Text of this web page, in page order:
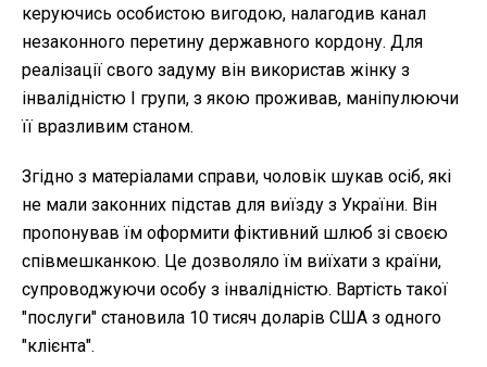
керуючись особистою вигодою, налагодив канал
незаконного перетину державного кордону. Для
реалізації свого задуму він використав жінку з
інвалідністю I групи, з якою проживав, маніпулюючи
її вразливим станом.
Згідно з матеріалами справи, чоловік шукав осіб, які
не мали законних підстав для виїзду з України. Він
пропонував їм оформити фіктивний шлюб зі своєю
співмешканкою. Це дозволяло їм виїхати з країни,
супроводжуючи особу з інвалідністю. Вартість такої
"послуги" становила 10 тисяч доларів США з одного
"клієнта".